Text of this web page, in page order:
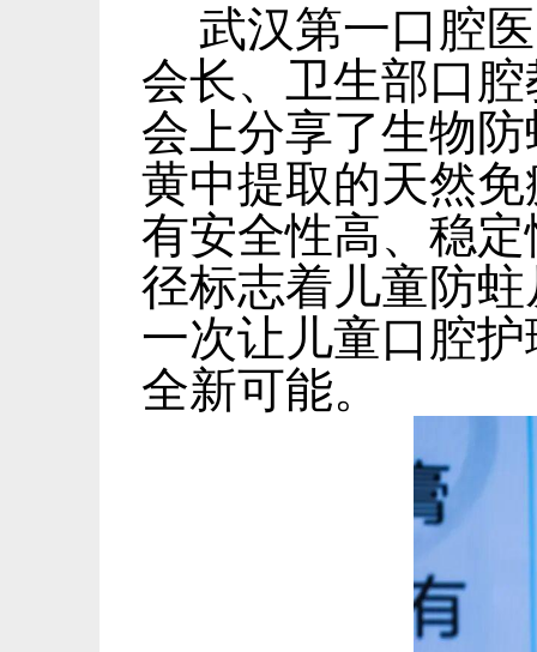
武汉第一口腔
会长、卫生部口
会上分享了生物防
黄中提取的天然
有安全性高、稳
径标志着儿童防
一次让儿童口腔
全新可能。